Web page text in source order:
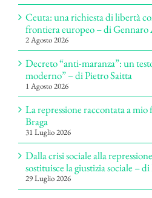
Ceuta: una richiesta di libertà
frontiera europeo – di Gennaro
2 Agosto 2026
Decreto “anti-maranza”: un
moderno” – di Pietro Saitta
1 Agosto 2026
La repressione raccontata a
Braga
31 Luglio 2026
Dalla crisi sociale alla
sostituisce la giustizia sociale –
29 Luglio 2026